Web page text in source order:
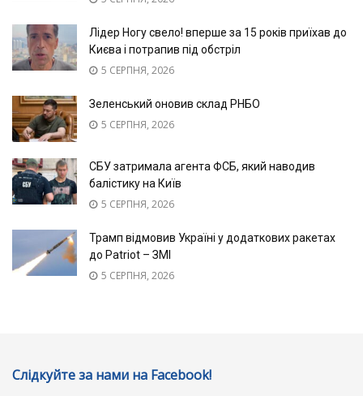
Лідер Ногу свело! вперше за 15 років приїхав до
Києва і потрапив під обстріл
5 СЕРПНЯ, 2026
Зеленський оновив склад РНБО
5 СЕРПНЯ, 2026
СБУ затримала агента ФСБ, який наводив
балістику на Київ
5 СЕРПНЯ, 2026
Трамп відмовив Україні у додаткових ракетах
до Patriot – ЗМІ
5 СЕРПНЯ, 2026
Слідкуйте за нами на Facebook!